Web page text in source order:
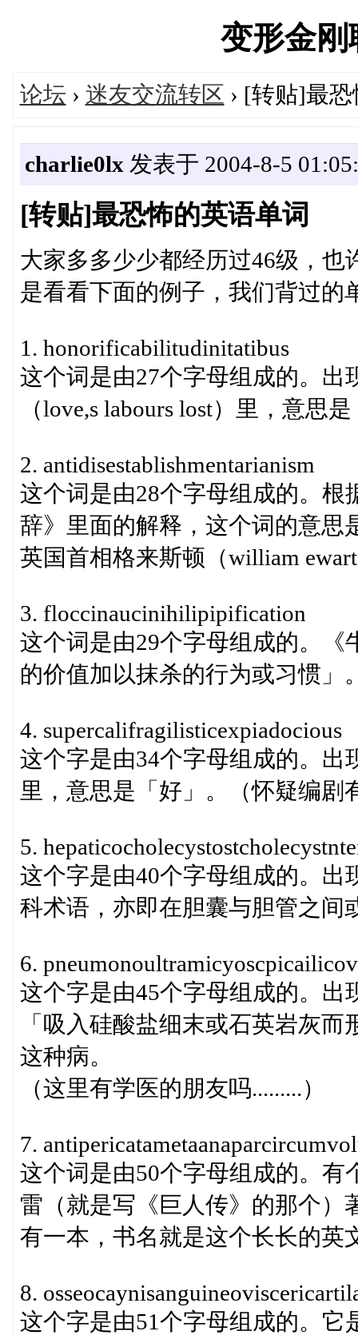
变形金
论坛 › 迷友交流转区 › [转贴]最
charlie0lx 发表于 2004-8-5
[转贴]最恐怖的英语单词
大家多多少少都经历过46级，也
是看看下面的例子，我们背过的
1. honorificabilitudinitatibus
这个词是由27个字母组成的。
（love,s labours lost）里，意思
2. antidisestablishmentarianism
这个词是由28个字母组成的。
辞》里面的解释，这个词的意思
英国首相格来斯顿（william
3. floccinaucinihilipipification
这个词是由29个字母组成的。
的价值加以抹杀的行为或习惯」
4. supercalifragilisticexpiadocious
这个字是由34个字母组成的。出
里，意思是「好」。（怀疑编剧
5.
这个字是由40个字母组成的。
科术语，亦即在胆囊与胆管之间
6.
这个字是由45个字母组成的。
「吸入硅酸盐细末或石英岩灰
这种病。
（这里有学医的朋友吗.........）
7.
这个词是由50个字母组成的。
雷（就是写《巨人传》的那个）
有一本，书名就是这个长长的英
8.
这个字是由51个字母组成的。